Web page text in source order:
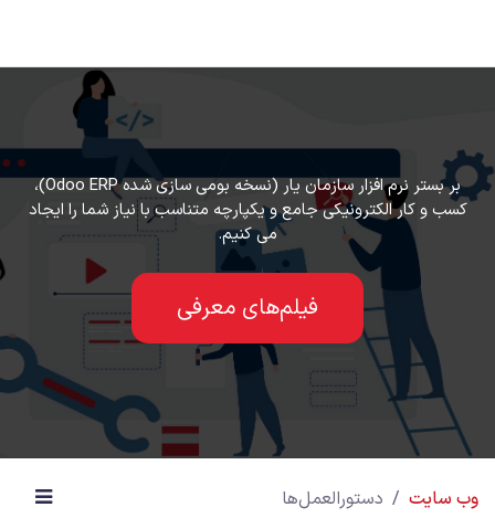
بر بستر نرم افزار سازمان یار (نسخه بومی سازی شده Odoo ERP)،
کسب و کار الکترونیکی جامع و یکپارچه متناسب با نیاز شما را ایجاد
می کنیم.
فیلم‌های معرفی
وب سایت دستورالعمل‌ها